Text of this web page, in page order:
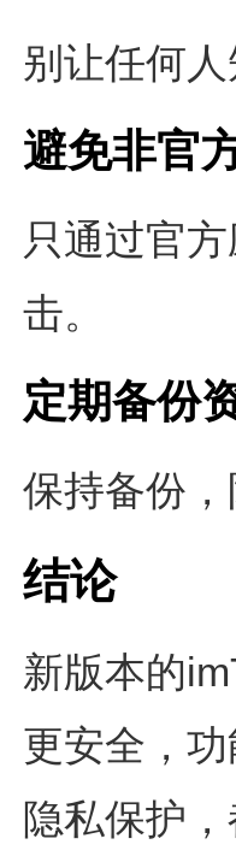
别让任何
避免非官
只通过官
击。
定期备份
保持备份
结论
新版本的
更安全，
隐私保护